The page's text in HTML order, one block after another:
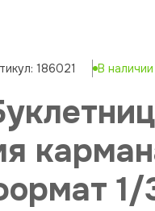
186021 В наличии
1/